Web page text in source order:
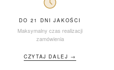
DO 21 DNI JAKOŚCI
Maksymalny czas realizacji
zamówienia
CZYTAJ DALEJ →